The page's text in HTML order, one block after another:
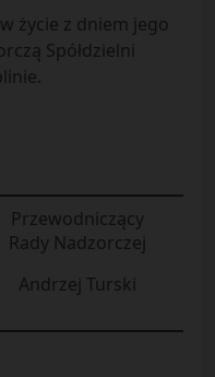
życie z dniem jego
Spółdzielni
Przewodniczący
Rady Nadzorczej
Andrzej Turski